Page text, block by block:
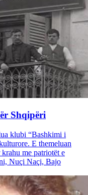
Shqipëri
klubi “Bashkimi i
E themeluan
me patriotët e
Nuçi Naçi, Bajo